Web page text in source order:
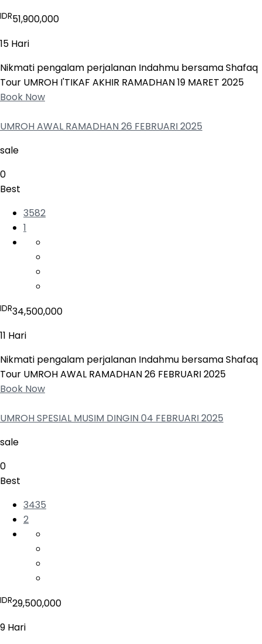
IDR51,900,000
15 Hari
Nikmati pengalam perjalanan Indahmu bersama Shafaq
Tour UMROH I'TIKAF AKHIR RAMADHAN 19 MARET 2025
Book Now
UMROH AWAL RAMADHAN 26 FEBRUARI 2025
sale
0
Best
3582
1
IDR34,500,000
11 Hari
Nikmati pengalam perjalanan Indahmu bersama Shafaq
Tour UMROH AWAL RAMADHAN 26 FEBRUARI 2025
Book Now
UMROH SPESIAL MUSIM DINGIN 04 FEBRUARI 2025
sale
0
Best
3435
2
IDR29,500,000
9 Hari